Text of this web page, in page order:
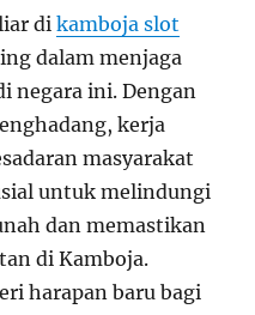
liar dikamboja slot
dalam menjaga
negara ini. Dengan
kerja
masyarakat
untuk melindungi
dan memastikan
di Kamboja.
harapan baru bagi